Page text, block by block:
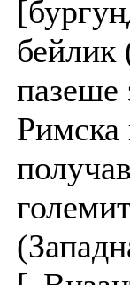
бейлик
пазеше
Римска